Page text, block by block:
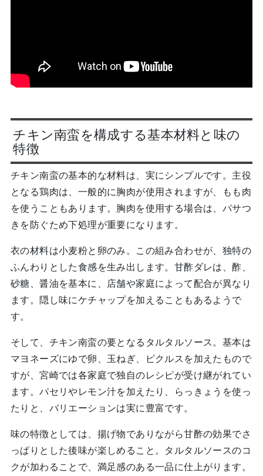
チキン南蛮を構成する基本材料と味の
特徴
チキン南蛮の基本的な材料は、実にシンプルです。主役
となる鶏肉は、一般的に胸肉が使用されますが、もも肉
を使うこともあります。胸肉を使用する場合は、パサつ
きを防ぐため下処理が重要になります。
衣の材料は小麦粉と卵のみ。この組み合わせが、独特の
ふんわりとした食感を生み出します。甘酢ダレは、酢、
砂糖、醤油を基本に、店舗や家庭によって配合が異なり
ます。隠し味にケチャップを加えることもあるようで
す。
そして、チキン南蛮の要となるタルタルソース。基本は
マヨネーズにゆで卵、玉ねぎ、ピクルスを加えたもので
すが、宮崎では各家庭で独自のレシピが受け継がれてい
ます。パセリやレモン汁を加えたり、らっきょうを使っ
たりと、バリエーションは実に豊富です。
味の特徴としては、揚げ物でありながら甘酢の効果でさ
っぱりとした後味が楽しめること。タルタルソースのコ
クが加わることで、満足感のある一品に仕上がります。